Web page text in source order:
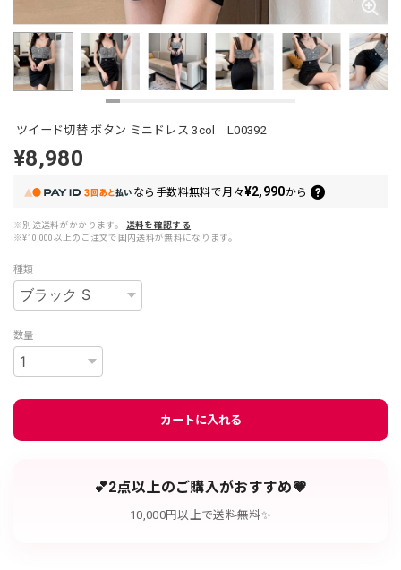
ツイード切替 ボタン ミニドレス 3col L00392
¥8,980
なら 手数料無料で月々¥2,990から
※別途送料がかかります。
送料を確認する
※¥10,000以上のご注文で国内送料が無料になります。
種類
数量
カートに入れる
💕2点以上のご購入がおすすめ💗
10,000円以上で送料無料✨